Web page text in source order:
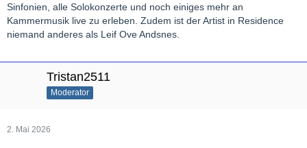
Sinfonien, alle Solokonzerte und noch einiges mehr an
Kammermusik live zu erleben. Zudem ist der Artist in Residence
niemand anderes als Leif Ove Andsnes.
Tristan2511
Moderator
2. Mai 2026